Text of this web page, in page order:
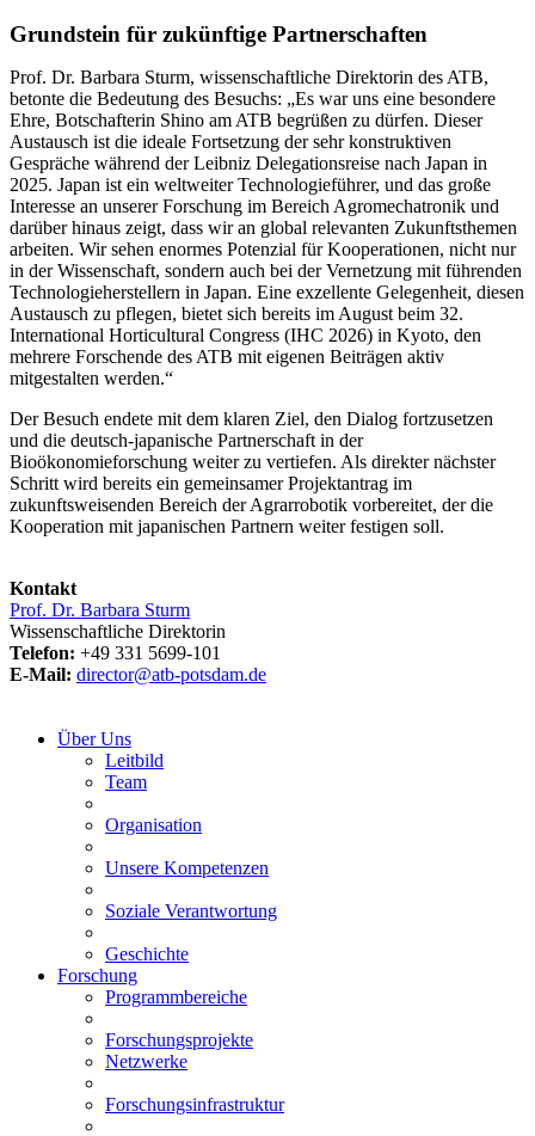
Grundstein für zukünftige Partnerschaften
Prof. Dr. Barbara Sturm, wissenschaftliche Direktorin des ATB,
betonte die Bedeutung des Besuchs: „Es war uns eine besondere
Ehre, Botschafterin Shino am ATB begrüßen zu dürfen. Dieser
Austausch ist die ideale Fortsetzung der sehr konstruktiven
Gespräche während der Leibniz Delegationsreise nach Japan in
2025. Japan ist ein weltweiter Technologieführer, und das große
Interesse an unserer Forschung im Bereich Agromechatronik und
darüber hinaus zeigt, dass wir an global relevanten Zukunftsthemen
arbeiten. Wir sehen enormes Potenzial für Kooperationen, nicht nur
in der Wissenschaft, sondern auch bei der Vernetzung mit führenden
Technologieherstellern in Japan. Eine exzellente Gelegenheit, diesen
Austausch zu pflegen, bietet sich bereits im August beim 32.
International Horticultural Congress (IHC 2026) in Kyoto, den
mehrere Forschende des ATB mit eigenen Beiträgen aktiv
mitgestalten werden.“
Der Besuch endete mit dem klaren Ziel, den Dialog fortzusetzen
und die deutsch-japanische Partnerschaft in der
Bioökonomieforschung weiter zu vertiefen. Als direkter nächster
Schritt wird bereits ein gemeinsamer Projektantrag im
zukunftsweisenden Bereich der Agrarrobotik vorbereitet, der die
Kooperation mit japanischen Partnern weiter festigen soll.
Kontakt
Prof. Dr. Barbara Sturm
Wissenschaftliche Direktorin
Telefon: +49 331 5699-101
E-Mail: director@atb-potsdam.de
Über Uns
Leitbild
Team
Organisation
Unsere Kompetenzen
Soziale Verantwortung
Geschichte
Forschung
Programmbereiche
Forschungsprojekte
Netzwerke
Forschungsinfrastruktur